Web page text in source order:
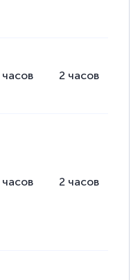
часов 2 часов
часов 2 часов